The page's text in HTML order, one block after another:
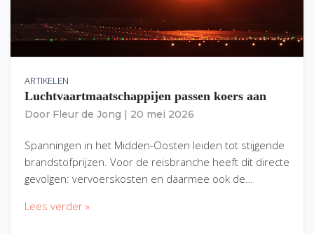
ARTIKELEN
Luchtvaartmaatschappijen passen koers aan
Door Fleur de Jong 20 mei 2026
Spanningen in het Midden-Oosten leiden tot stijgende
brandstofprijzen. Voor de reisbranche heeft dit directe
gevolgen: vervoerskosten en daarmee ook de…
Lees verder »